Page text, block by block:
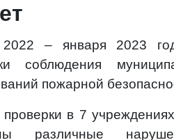
– января 2023
соблюдения
пожарной
в 7
различные